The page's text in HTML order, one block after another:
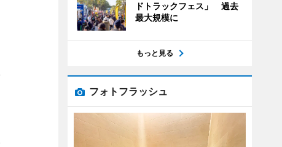
ドトラックフェス」 過去
最大規模に
もっと見る
フォトフラッシュ